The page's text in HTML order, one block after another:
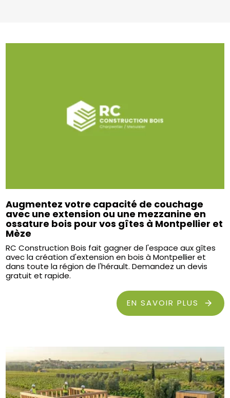
Augmentez votre capacité de couchage
avec une extension ou une mezzanine en
ossature bois pour vos gîtes à Montpellier et
Mèze
RC Construction Bois fait gagner de l'espace aux gîtes
avec la création d'extension en bois à Montpellier et
dans toute la région de l'hérault. Demandez un devis
gratuit et rapide.
EN SAVOIR PLUS